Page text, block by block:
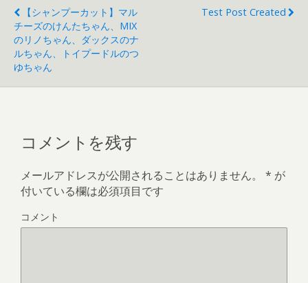
【シャンプーカット】マル
チーズのけんたちゃん、MIX
のリノちゃん、ダックスのナ
ルちゃん、トイプードルのつ
ゆちゃん
Test Post Created
コメントを残す
メールアドレスが公開されることはありません。 * が
付いている欄は必須項目です
コメント